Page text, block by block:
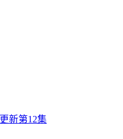
更新第12集